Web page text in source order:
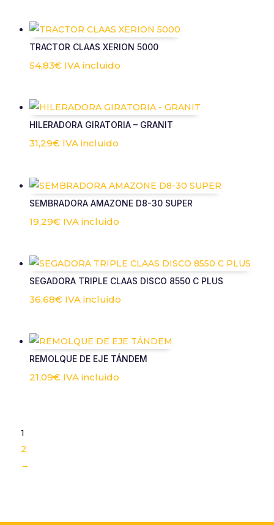
TRACTOR CLAAS XERION 5000
54,83€ IVA incluido
HILERADORA GIRATORIA – GRANIT
31,29€ IVA incluido
SEMBRADORA AMAZONE D8-30 SUPER
19,29€ IVA incluido
SEGADORA TRIPLE CLAAS DISCO 8550 C PLUS
36,68€ IVA incluido
REMOLQUE DE EJE TÁNDEM
21,09€ IVA incluido
1
2
→